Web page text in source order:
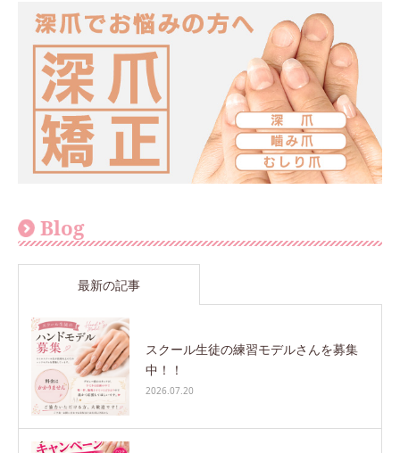
Blog
最新の記事
スクール生徒の練習モデルさんを募集
中！！
2026.07.20